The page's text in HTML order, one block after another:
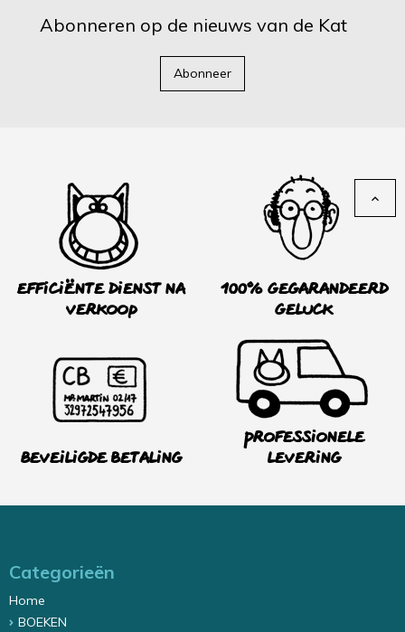

Abonneren op de nieuws van de Kat
Abonneer
Efficiënte dienst na
verkoop
100% Gegarandeerd
Geluck
Beveiligde betaling
Professionele
levering
Categorieën
Home
BOEKEN